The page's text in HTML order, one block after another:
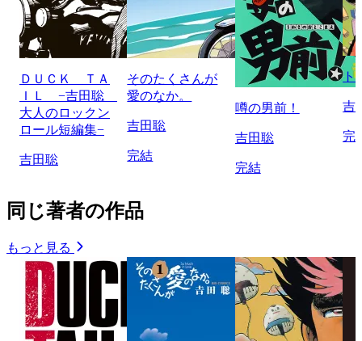
ＤＵＣＫ ＴＡ
ＩＬ −吉田聡
大人のロックン
ロール短編集−
吉田聡
そのたくさんが
愛のなか。
吉田聡
完結
噂の男前！
吉田聡
完結
ト
吉
完
同じ著者の作品
もっと見る